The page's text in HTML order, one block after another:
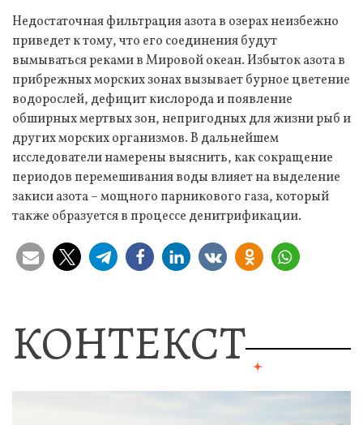
Недостаточная фильтрация азота в озерах неизбежно
приведет к тому, что его соединения будут
вымываться реками в Мировой океан. Избыток азота в
прибрежных морских зонах вызывает бурное цветение
водорослей, дефицит кислорода и появление
обширных мертвых зон, непригодных для жизни рыб и
других морских организмов. В дальнейшем
исследователи намерены выяснить, как сокращение
периодов перемешивания воды влияет на выделение
закиси азота – мощного парникового газа, который
также образуется в процессе денитрификации.
КОНТЕКСТ